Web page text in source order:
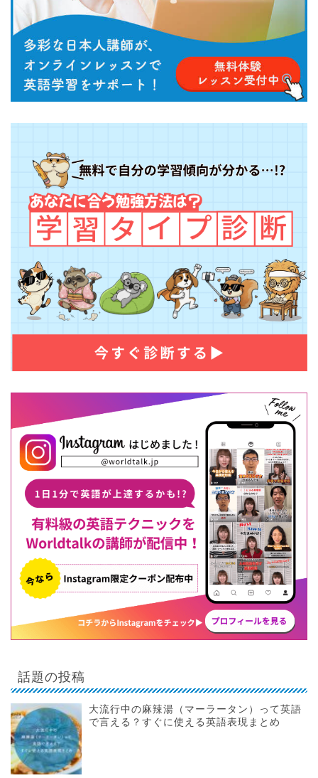
話題の投稿
大流行中の麻辣湯（マーラータン）って英語
で言える？すぐに使える英語表現まとめ